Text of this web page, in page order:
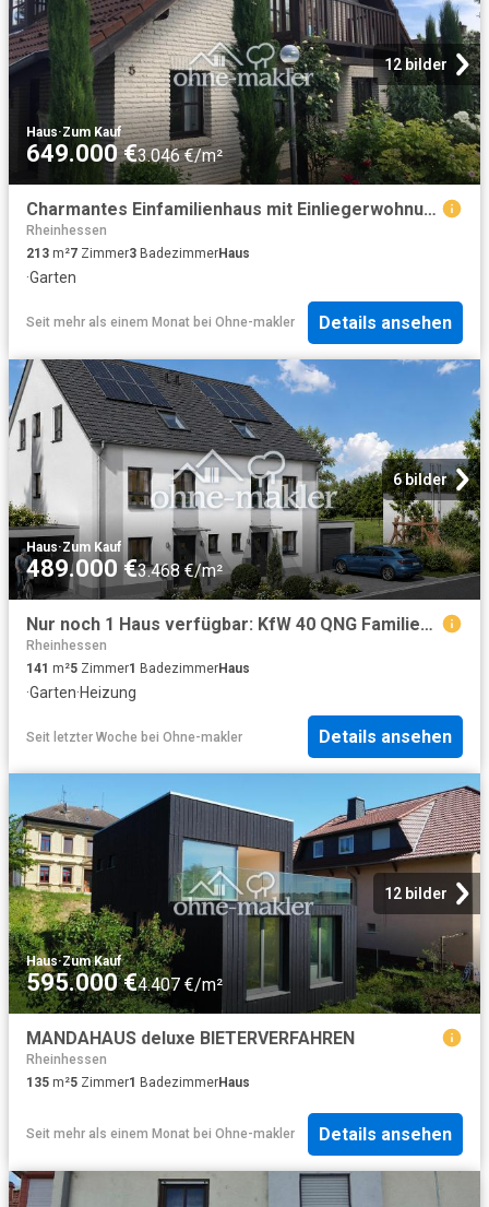
12 bilder
Haus·Zum Kauf
649.000 €3.046 €/m²
Charmantes Einfamilienhaus mit Einliegerwohnung und viel Platz für die ganze Familie
Rheinhessen
213 m²7 Zimmer3 BadezimmerHaus
·Garten
Seit mehr als einem Monat bei Ohne-makler Details ansehen
6 bilder
Haus·Zum Kauf
489.000 €3.468 €/m²
Nur noch 1 Haus verfügbar: KfW 40 QNG Familienhaus mit Garten in Armsheim
Rheinhessen
141 m²5 Zimmer1 BadezimmerHaus
·Garten·Heizung
Seit letzter Woche bei Ohne-makler Details ansehen
12 bilder
Haus·Zum Kauf
595.000 €4.407 €/m²
MANDAHAUS deluxe BIETERVERFAHREN
Rheinhessen
135 m²5 Zimmer1 BadezimmerHaus
Seit mehr als einem Monat bei Ohne-makler Details ansehen